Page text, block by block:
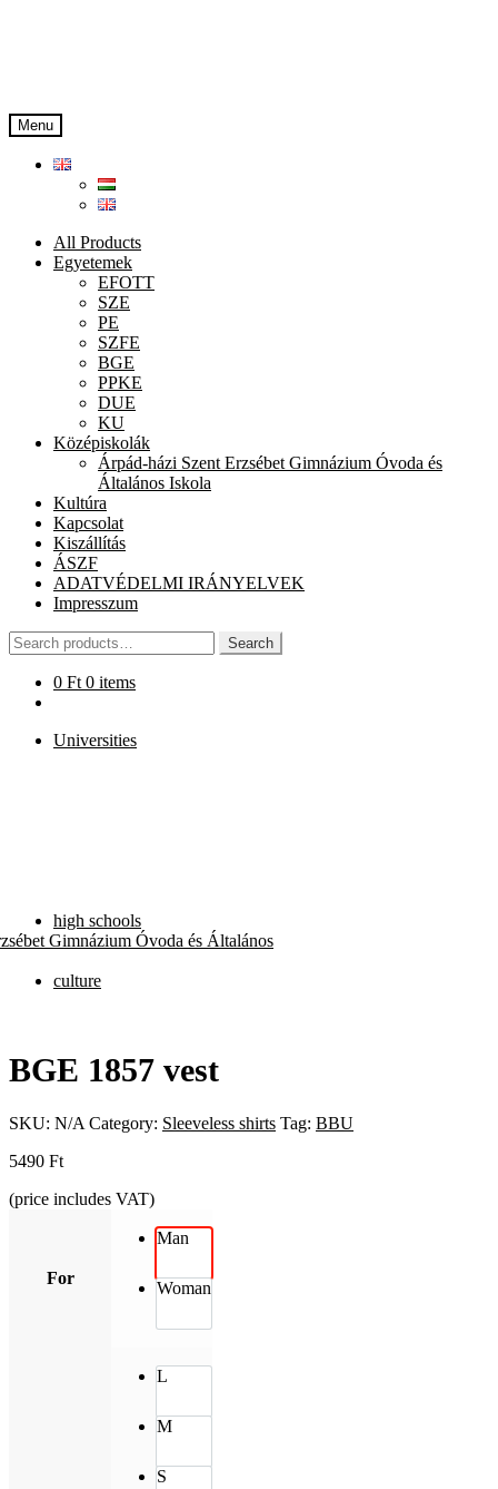
Menu
All Products
Egyetemek
EFOTT
SZE
PE
SZFE
BGE
PPKE
DUE
KU
Középiskolák
Árpád-házi Szent Erzsébet Gimnázium Óvoda és
Általános Iskola
Kultúra
Kapcsolat
Kiszállítás
ÁSZF
ADATVÉDELMI IRÁNYELVEK
Impresszum
Search
for:
Search
0 Ft 0 items
Universities
high schools
Gimnázium Óvoda és Általános
culture
BGE 1857 vest
SKU: N/A Category: Sleeveless shirts Tag: BBU
5490 Ft
(price includes VAT)
For
Man
Woman
L
M
S